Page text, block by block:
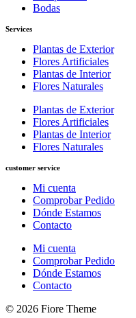
Bodas
Services
Plantas de Exterior
Flores Artificiales
Plantas de Interior
Flores Naturales
Plantas de Exterior
Flores Artificiales
Plantas de Interior
Flores Naturales
customer service
Mi cuenta
Comprobar Pedido
Dónde Estamos
Contacto
Mi cuenta
Comprobar Pedido
Dónde Estamos
Contacto
© 2026 Fiore Theme